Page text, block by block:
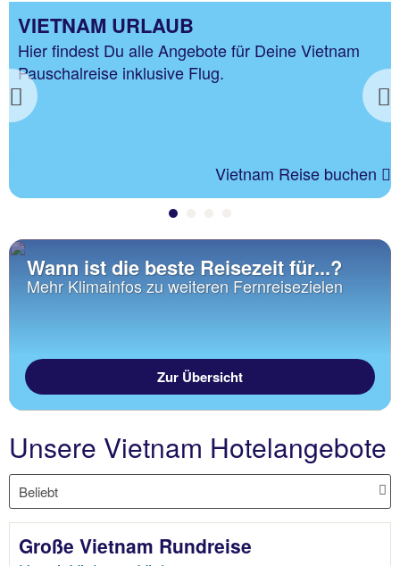
Previous
VIETNAM URLAUB
Hier findest Du alle Angebote für Deine Vietnam
Pauschalreise inklusive Flug.
Vietnam Reise buchen
Wann ist die beste Reisezeit für...?
Mehr Klimainfos zu weiteren Fernreisezielen
Zur Übersicht
Unsere Vietnam Hotelangebote
Große Vietnam Rundreise